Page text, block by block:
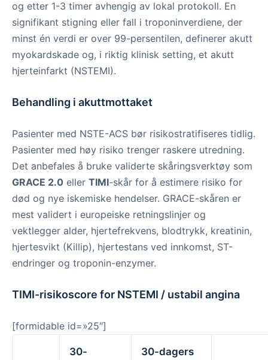
og etter 1-3 timer avhengig av lokal protokoll. En
signifikant stigning eller fall i troponinverdiene, der
minst én verdi er over 99-persentilen, definerer akutt
myokardskade og, i riktig klinisk setting, et akutt
hjerteinfarkt (NSTEMI).
Behandling i akuttmottaket
Pasienter med NSTE-ACS bør risikostratifiseres tidlig.
Pasienter med høy risiko trenger raskere utredning.
Det anbefales å bruke validerte skåringsverktøy som
GRACE 2.0 eller TIMI-skår for å estimere risiko for
død og nye iskemiske hendelser. GRACE-skåren er
mest validert i europeiske retningslinjer og
vektlegger alder, hjertefrekvens, blodtrykk, kreatinin,
hjertesvikt (Killip), hjertestans ved innkomst, ST-
endringer og troponin-enzymer.
TIMI-risikoscore for NSTEMI / ustabil angina
[formidable id=»25″]
30- 30-dagers